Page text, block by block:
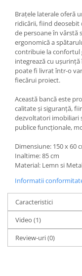
Brațele laterale oferă
ridicării, fiind deosebit
de persoane în vârstă
ergonomică a
contribuie la confortul
integrează cu
poate fi livrat într-o
fiecărui proiect.
Această bancă este
calitate și siguranță,
dezvoltatori imobiliari
publice funcționale,
Dimensiune: 150 x 60
Inaltime: 85 cm
Material: Lemn si
Informatii
Caracteristici
Video (1)
Review-uri(0)